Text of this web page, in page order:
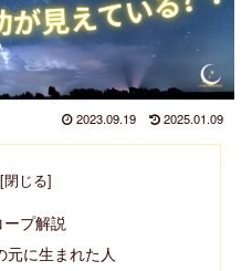
2023.09.19 2025.01.09
プ解説
元に生まれた人